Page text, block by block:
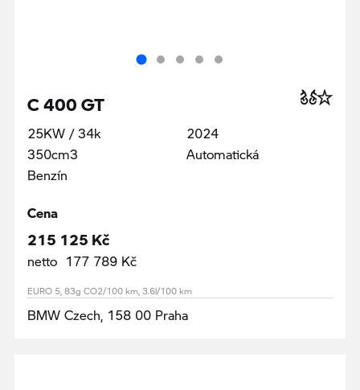
C 400 GT
25KW / 34k
350cm3
Benzín
2024
Automatická
Cena
215 125 Kč
netto 177 789 Kč
EURO 5, 83g CO2/100 km, 3.6l/100 km
BMW Czech, 158 00 Praha